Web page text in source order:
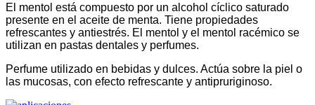
El mentol está compuesto por un alcohol cíclico saturado
presente en el aceite de menta. Tiene propiedades
refrescantes y antiestrés. El mentol y el mentol racémico se
utilizan en pastas dentales y perfumes.
Perfume utilizado en bebidas y dulces. Actúa sobre la piel o
las mucosas, con efecto refrescante y antipruriginoso.